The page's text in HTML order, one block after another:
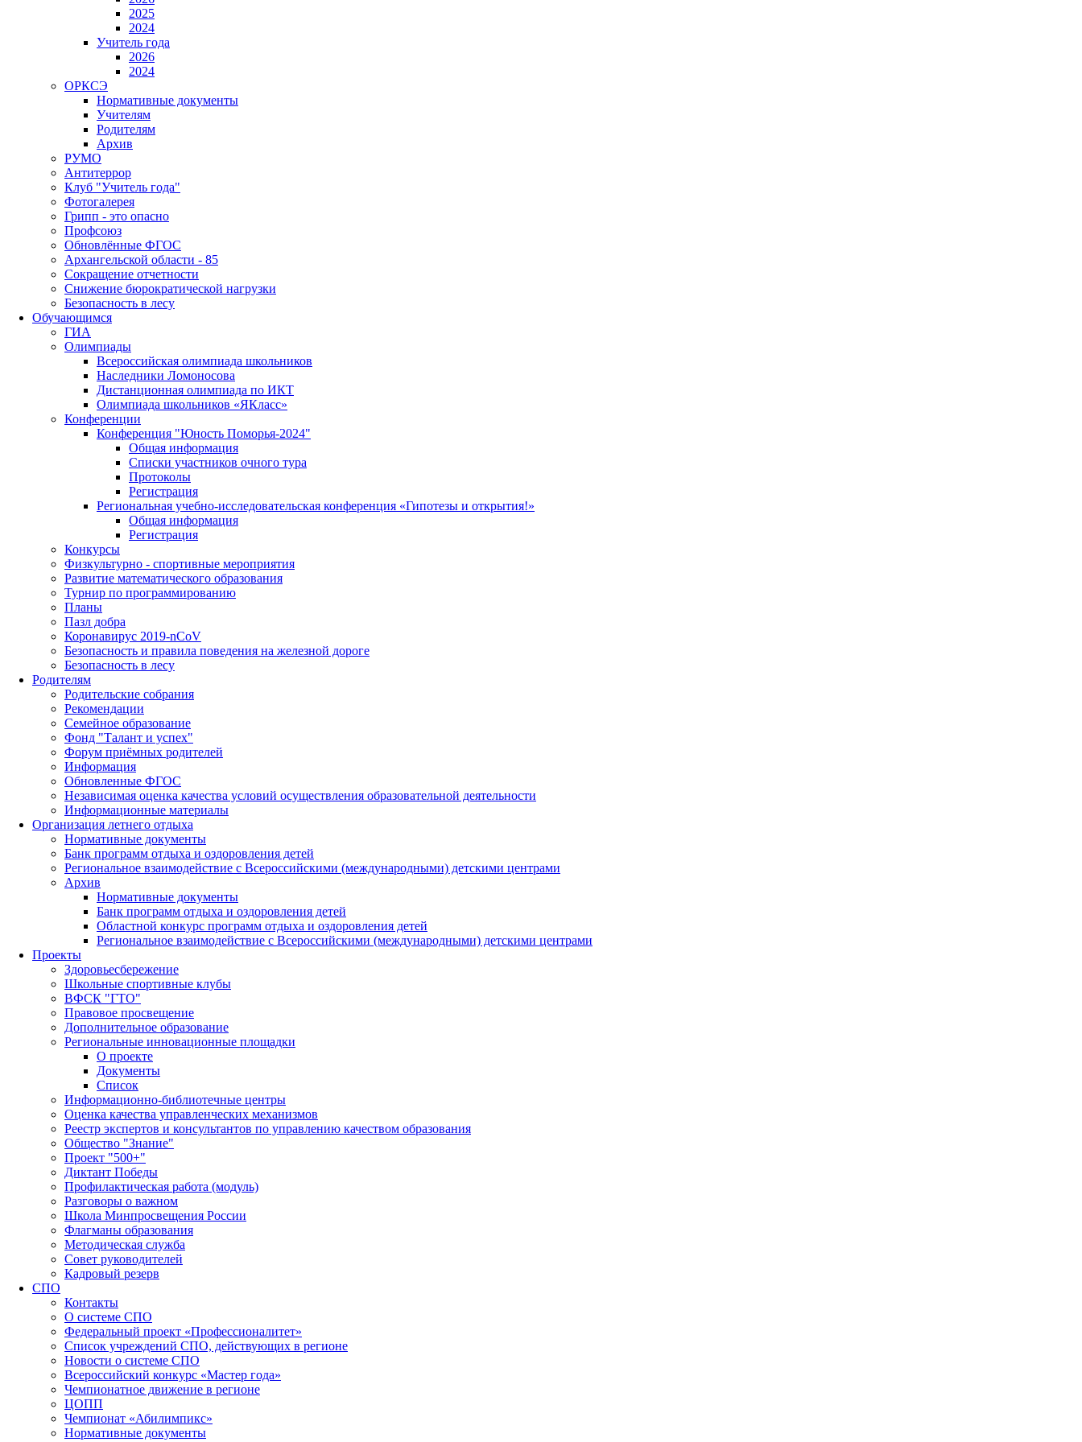
2025
2024
Учитель года
2026
2024
ОРКСЭ
Нормативные документы
Учителям
Родителям
Архив
РУМО
Антитеррор
Клуб "Учитель года"
Фотогалерея
Грипп - это опасно
Профсоюз
Обновлённые ФГОС
Архангельской области - 85
Сокращение отчетности
Снижение бюрократической нагрузки
Безопасность в лесу
Обучающимся
ГИА
Олимпиады
Всероссийская олимпиада школьников
Наследники Ломоносова
Дистанционная олимпиада по ИКТ
Олимпиада школьников «ЯКласс»
Конференции
Конференция "Юность Поморья-2024"
Общая информация
Списки участников очного тура
Протоколы
Регистрация
Региональная учебно-исследовательская конференция «Гипотезы и открытия!»
Общая информация
Регистрация
Конкурсы
Физкультурно - спортивные мероприятия
Развитие математического образования
Турнир по программированию
Планы
Пазл добра
Коронавирус 2019-nCoV
Безопасность и правила поведения на железной дороге
Безопасность в лесу
Родителям
Родительские собрания
Рекомендации
Семейное образование
Фонд "Талант и успех"
Форум приёмных родителей
Информация
Обновленные ФГОС
Независимая оценка качества условий осуществления образовательной деятельности
Информационные материалы
Организация летнего отдыха
Нормативные документы
Банк программ отдыха и оздоровления детей
Региональное взаимодействие с Всероссийскими (международными) детскими центрами
Архив
Нормативные документы
Банк программ отдыха и оздоровления детей
Областной конкурс программ отдыха и оздоровления детей
Региональное взаимодействие с Всероссийскими (международными) детскими центрами
Проекты
Здоровьесбережение
Школьные спортивные клубы
ВФСК "ГТО"
Правовое просвещение
Дополнительное образование
Региональные инновационные площадки
О проекте
Документы
Список
Информационно-библиотечные центры
Оценка качества управленческих механизмов
Реестр экспертов и консультантов по управлению качеством образования
Общество "Знание"
Проект "500+"
Диктант Победы
Профилактическая работа (модуль)
Разговоры о важном
Школа Минпросвещения России
Флагманы образования
Методическая служба
Совет руководителей
Кадровый резерв
СПО
Контакты
О системе СПО
Федеральный проект «Профессионалитет»
Список учреждений СПО, действующих в регионе
Новости о системе СПО
Всероссийский конкурс «Мастер года»
Чемпионатное движение в регионе
ЦОПП
Чемпионат «Абилимпикс»
Нормативные документы